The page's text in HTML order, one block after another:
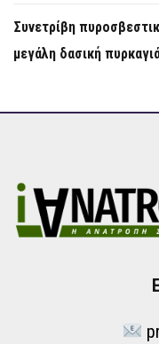
Συνετρίβη
μεγάλη δασική